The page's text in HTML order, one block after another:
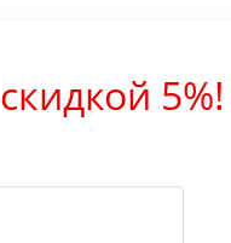
скидкой 5%!